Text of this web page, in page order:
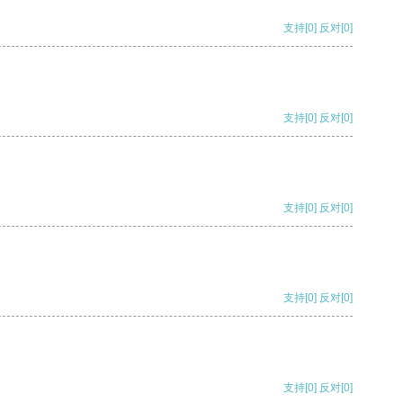
支持[0] 反对[0]
支持[0] 反对[0]
支持[0] 反对[0]
支持[0] 反对[0]
支持[0] 反对[0]